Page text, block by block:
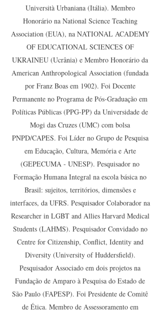
Università Urbaniana (Itália). Membro
Honorário na National Science Teaching
Association (EUA), na NATIONAL ACADEMY
OF EDUCATIONAL SCIENCES OF
UKRAINEU (Ucrânia) e Membro Honorário da
American Anthropological Association (fundada
por Franz Boas em 1902). Foi Docente
Permanente no Programa de Pós-Graduação em
Políticas Públicas (PPG-PP) da Universidade de
Mogi das Cruzes (UMC) com bolsa
PNPD/CAPES. Foi Líder no Grupo de Pesquisa
em Educação, Cultura, Memória e Arte
(GEPECUMA - UNESP). Pesquisador no
Formação Humana Integral na escola básica no
Brasil: sujeitos, territórios, dimensões e
interfaces, da UFRS. Pesquisador Colaborador na
Researcher in LGBT and Allies Harvard Medical
Students (LAHMS). Pesquisador Convidado no
Centre for Citizenship, Conflict, Identity and
Diversity (University of Huddersfield).
Pesquisador Associado em dois projetos na
Fundação de Amparo à Pesquisa do Estado de
São Paulo (FAPESP). Foi Presidente de Comitê
de Ética. Membro de Assessoramento em